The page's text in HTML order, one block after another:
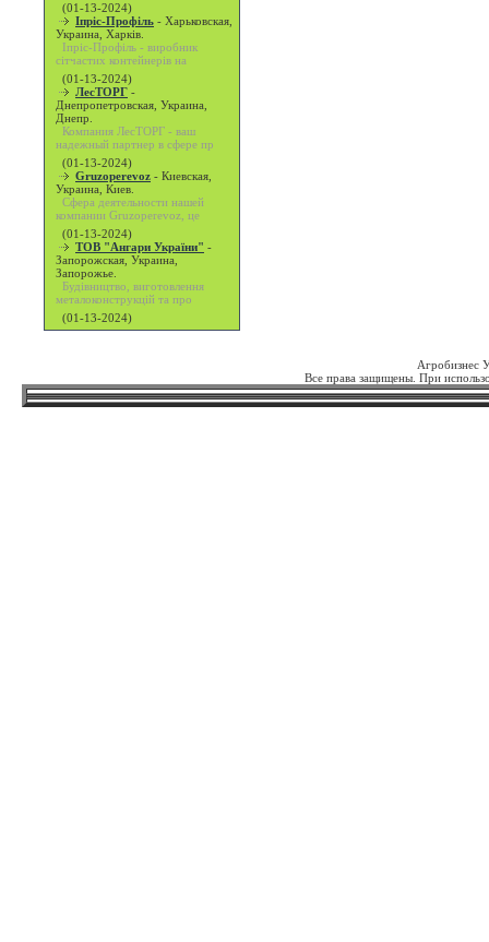
(01-13-2024)
Іпріс-Профіль - Харьковская,
Украина, Харків.
Іпріс-Профіль - виробник
сітчастих контейнерів на
(01-13-2024)
ЛесТОРГ -
Днепропетровская, Украина,
Днепр.
Компания ЛесТОРГ - ваш
надежный партнер в сфере пр
(01-13-2024)
Gruzoperevoz - Киевская,
Украина, Киев.
Сфера деятельности нашей
компании Gruzoperevoz, це
(01-13-2024)
ТОВ "Ангари України" -
Запорожская, Украина,
Запорожье.
Будівництво, виготовлення
металоконструкцій та про
(01-13-2024)
Агробизнес
Все права защищены. При